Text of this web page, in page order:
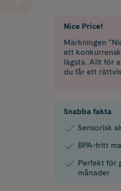
Nice Price!
Märkningen
ett
lägsta. Allt för
du får ett
Snabba fakta
Sensorisk
BPA-fritt
Perfekt för
månader